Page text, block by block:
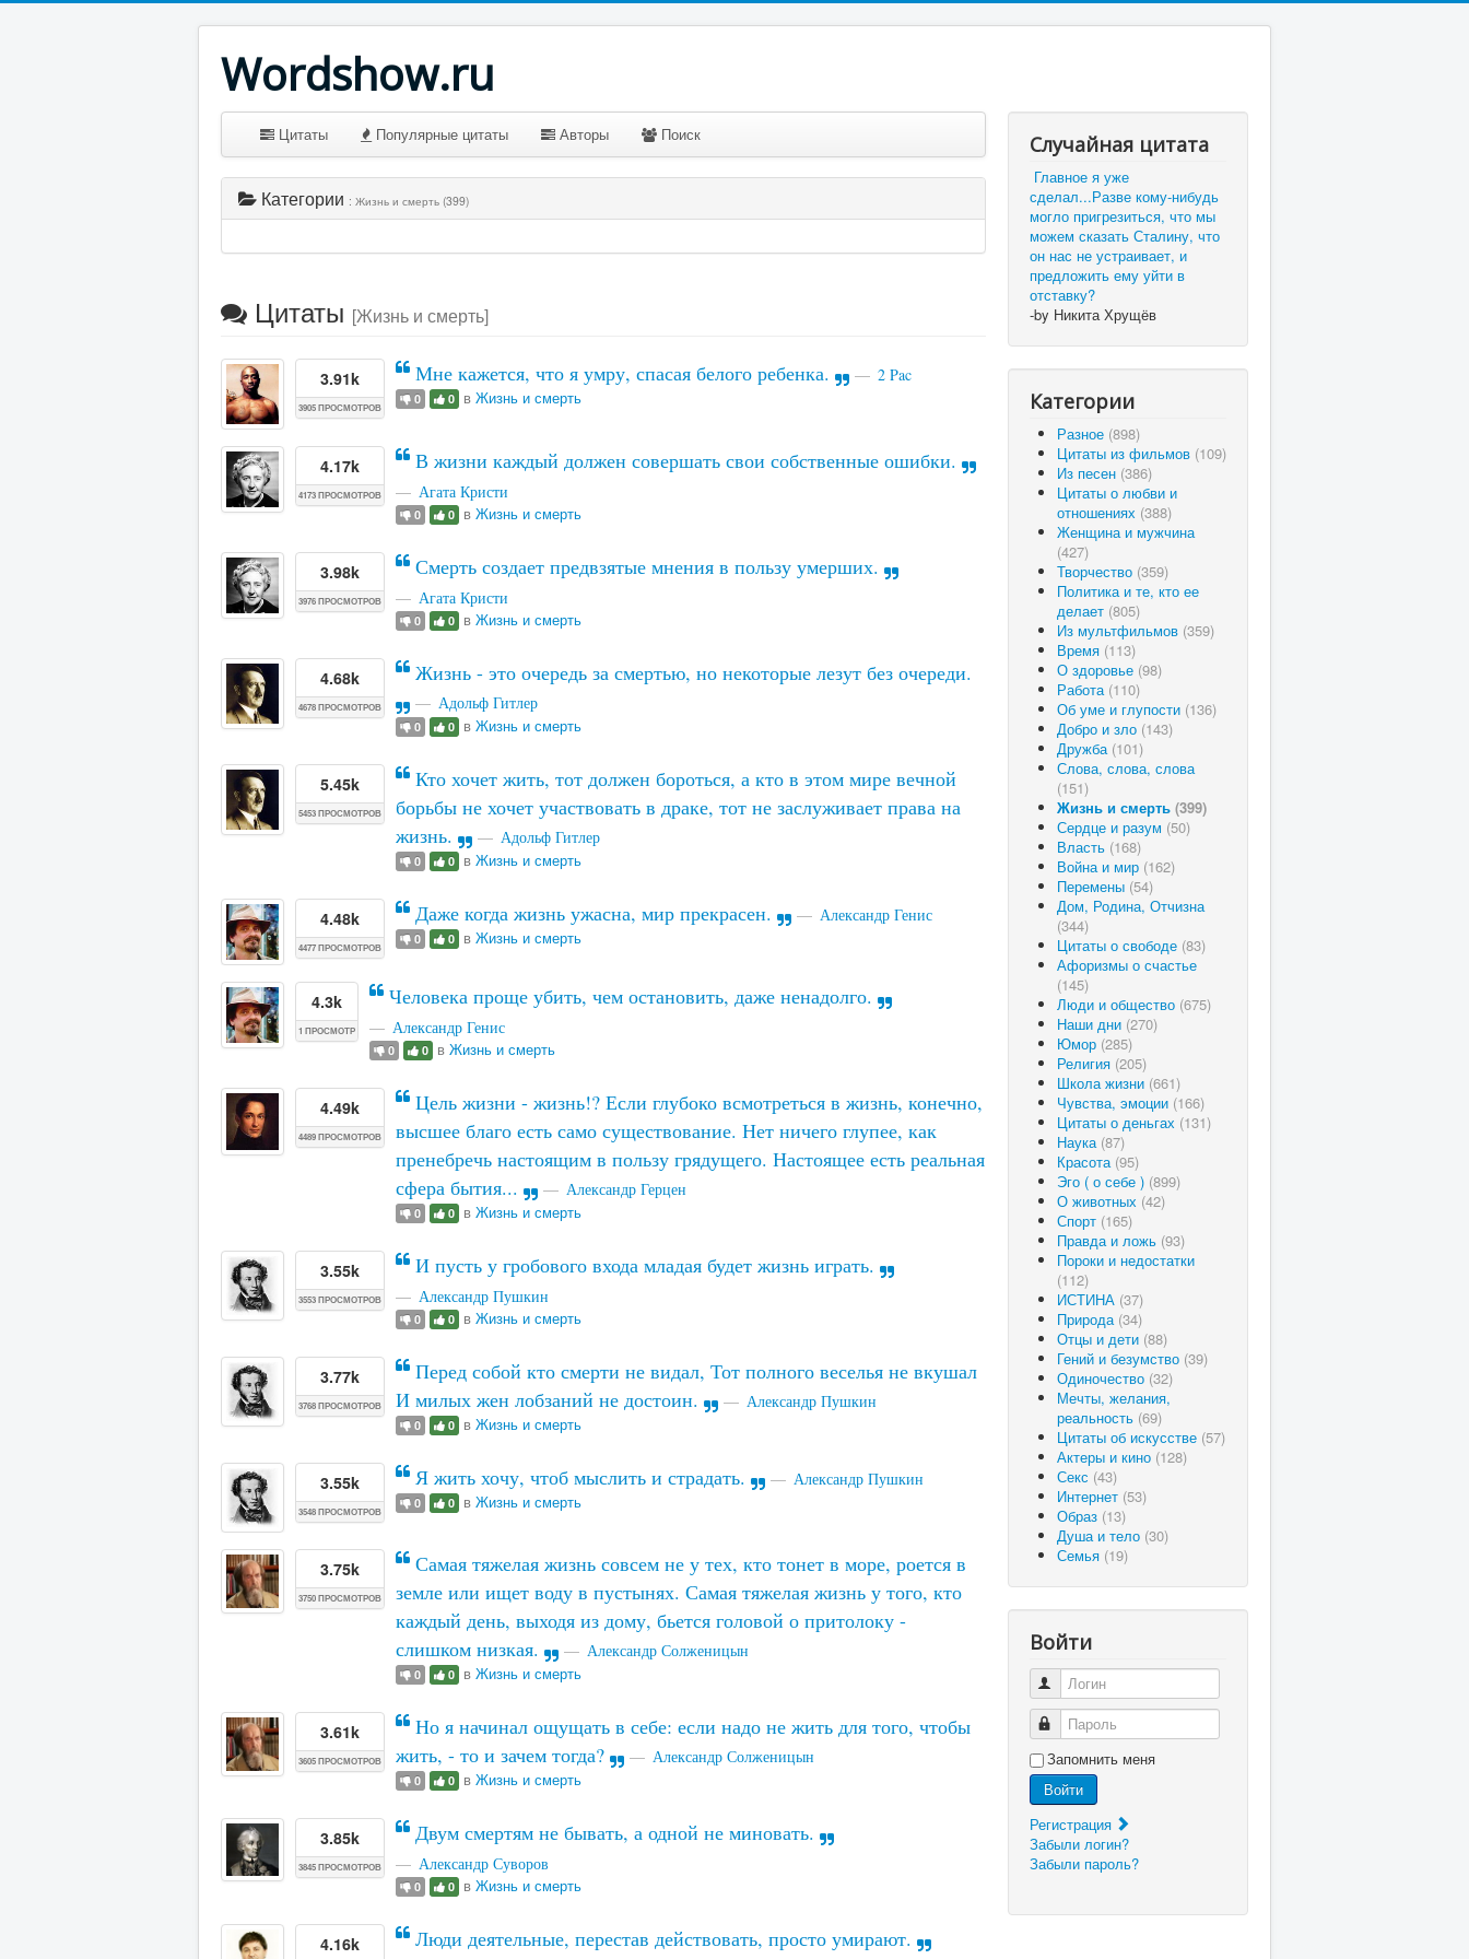
Wordshow.ru
Цитаты Популярные цитаты Авторы Поиск
Категории : Жизнь и смерть (399)
Цитаты [Жизнь и смерть]
3.91k
3905 ПРОСМОТРОВ
Мне кажется, что я умру, спасая белого ребенка. 2 Pac
0 0 в Жизнь и смерть
4.17k
4173 ПРОСМОТРОВ
В жизни каждый должен совершать свои собственные ошибки.
Агата Кристи
0 0 в Жизнь и смерть
3.98k
3976 ПРОСМОТРОВ
Смерть создает предвзятые мнения в пользу умерших.
Агата Кристи
0 0 в Жизнь и смерть
4.68k
4678 ПРОСМОТРОВ
Жизнь - это очередь за смертью, но некоторые лезут без очереди.
Адольф Гитлер
0 0 в Жизнь и смерть
5.45k
5453 ПРОСМОТРОВ
Кто хочет жить, тот должен бороться, а кто в этом мире вечной
борьбы не хочет участвовать в драке, тот не заслуживает права на
жизнь.
Адольф Гитлер
0 0 в Жизнь и смерть
4.48k
4477 ПРОСМОТРОВ
Даже когда жизнь ужасна, мир прекрасен. Александр Генис
0 0 в Жизнь и смерть
4.3k
1 ПРОСМОТР
Человека проще убить, чем остановить, даже ненадолго.
Александр Генис
0 0 в Жизнь и смерть
4.49k
4489 ПРОСМОТРОВ
Цель жизни - жизнь!? Если глубоко всмотреться в жизнь, конечно,
высшее благо есть само существование. Нет ничего глупее, как
пренебречь настоящим в пользу грядущего. Настоящее есть реальная
сфера бытия...
Александр Герцен
0 0 в Жизнь и смерть
3.55k
3553 ПРОСМОТРОВ
И пусть у гробового входа младая будет жизнь играть.
Александр Пушкин
0 0 в Жизнь и смерть
3.77k
3768 ПРОСМОТРОВ
Перед собой кто смерти не видал, Тот полного веселья не вкушал
И милых жен лобзаний не достоин.
Александр Пушкин
0 0 в Жизнь и смерть
3.55k
3548 ПРОСМОТРОВ
Я жить хочу, чтоб мыслить и страдать. Александр Пушкин
0 0 в Жизнь и смерть
3.75k
3750 ПРОСМОТРОВ
Самая тяжелая жизнь совсем не у тех, кто тонет в море, роется в
земле или ищет воду в пустынях. Самая тяжелая жизнь у того, кто
каждый день, выходя из дому, бьется головой о притолоку -
слишком низкая.
Александр Солженицын
0 0 в Жизнь и смерть
3.61k
3605 ПРОСМОТРОВ
Но я начинал ощущать в себе: если надо не жить для того, чтобы
жить, - то и зачем тогда?
Александр Солженицын
0 0 в Жизнь и смерть
3.85k
3845 ПРОСМОТРОВ
Двум смертям не бывать, а одной не миновать.
Александр Суворов
0 0 в Жизнь и смерть
4.16k Люди деятельные, перестав действовать, просто умирают.
Случайная цитата
Главное я уже
сделал...Разве кому-нибудь
могло пригрезиться, что мы
можем сказать Сталину, что
он нас не устраивает, и
предложить ему уйти в
отставку?
-by Никита Хрущёв
Категории
Разное (898)
Цитаты из фильмов (109)
Из песен (386)
Цитаты о любви и
отношениях (388)
Женщина и мужчина
(427)
Творчество (359)
Политика и те, кто ее
делает (805)
Из мультфильмов (359)
Время (113)
О здоровье (98)
Работа (110)
Об уме и глупости (136)
Добро и зло (143)
Дружба (101)
Слова, слова, слова
(151)
Жизнь и смерть (399)
Сердце и разум (50)
Власть (168)
Война и мир (162)
Перемены (54)
Дом, Родина, Отчизна
(344)
Цитаты о свободе (83)
Афоризмы о счастье
(145)
Люди и общество (675)
Наши дни (270)
Юмор (285)
Религия (205)
Школа жизни (661)
Чувства, эмоции (166)
Цитаты о деньгах (131)
Наука (87)
Красота (95)
Эго ( о себе ) (899)
О животных (42)
Спорт (165)
Правда и ложь (93)
Пороки и недостатки
(112)
ИСТИНА (37)
Природа (34)
Отцы и дети (88)
Гений и безумство (39)
Одиночество (32)
Мечты, желания,
реальность (69)
Цитаты об искусстве (57)
Актеры и кино (128)
Секс (43)
Интернет (53)
Образ (13)
Душа и тело (30)
Семья (19)
Войти
Логин
Пароль
Запомнить меня
Войти
Регистрация
Забыли логин?
Забыли пароль?